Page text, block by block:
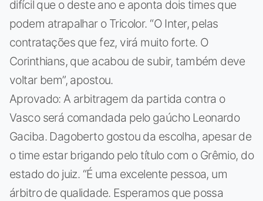
difícil que o deste ano e aponta dois times que
podem atrapalhar o Tricolor. “O Inter, pelas
contratações que fez, virá muito forte. O
Corinthians, que acabou de subir, também deve
voltar bem”, apostou.
Aprovado: A arbitragem da partida contra o
Vasco será comandada pelo gaúcho Leonardo
Gaciba. Dagoberto gostou da escolha, apesar de
o time estar brigando pelo título com o Grêmio, do
estado do juiz. “É uma excelente pessoa, um
árbitro de qualidade. Esperamos que possa